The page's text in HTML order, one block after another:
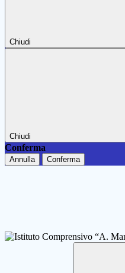
Chiudi
Chiudi
Conferma
Annulla Conferma